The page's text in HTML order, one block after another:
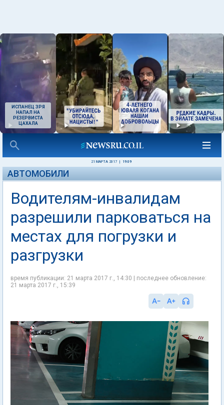
ИСПАНЕЦ ЗРЯ
НАПАЛ НА
РЕЗЕРВИСТА
ЦАХАЛА
21 МАРТА 2017 19:09
АВТОМОБИЛИ
Водителям-инвалидам
разрешили парковаться на
местах для погрузки и
разгрузки
время публикации: 21 марта 2017 г., 14:30 | последнее обновление:
21 марта 2017 г., 15:39